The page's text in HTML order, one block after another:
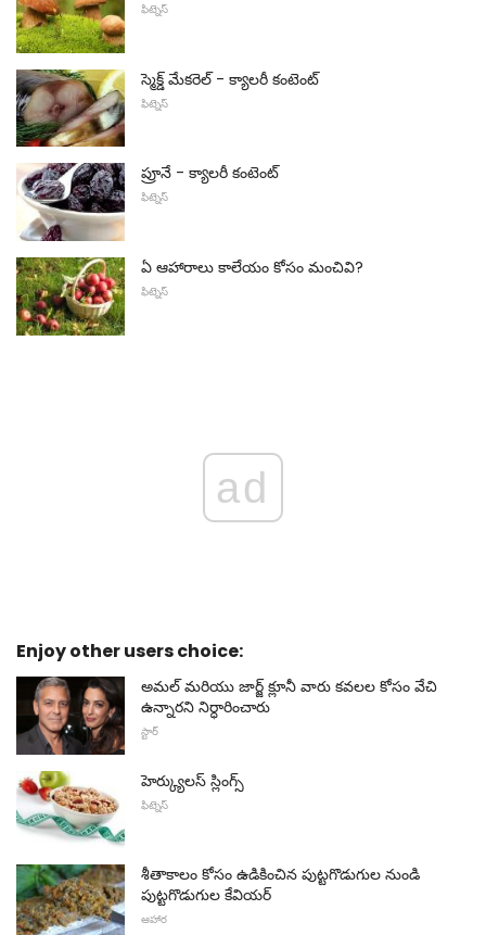
ఫిట్నెస్
స్మెక్డ్ మేకరెల్ - క్యాలరీ కంటెంట్
ఫిట్నెస్
ప్రూనే - క్యాలరీ కంటెంట్
ఫిట్నెస్
ఏ ఆహారాలు కాలేయం కోసం మంచివి?
ఫిట్నెస్
ad
Enjoy other users choice:
అమల్ మరియు జార్జ్ క్లూనీ వారు కవలల కోసం వేచి
ఉన్నారని నిర్ధారించారు
స్టార్
హెర్క్యులస్ స్లింగ్స్
ఫిట్నెస్
శీతాకాలం కోసం ఉడికించిన పుట్టగొడుగుల నుండి
పుట్టగొడుగుల కేవియర్
ఆహార